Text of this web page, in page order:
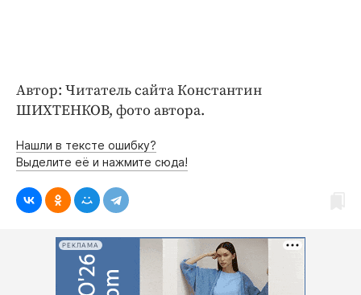
Клиника года
Бренд года
Автор: Читатель сайта Константин
ШИХТЕНКОВ, фото автора.
Нашли в тексте ошибку?
Выделите её и нажмите сюда!
РЕКЛАМА